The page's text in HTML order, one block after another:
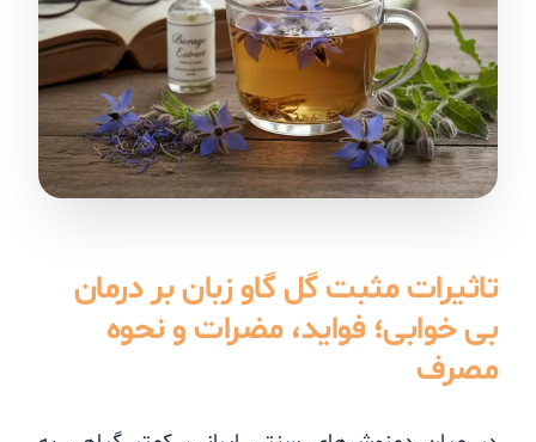
تاثیرات مثبت گل گاو زبان بر درمان
بی خوابی؛ فواید، مضرات و نحوه
مصرف